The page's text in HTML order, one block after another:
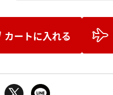
カートに入れる